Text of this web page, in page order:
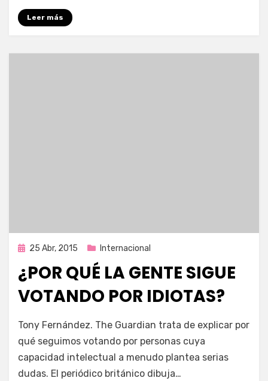
Leer más
Publicada
25 Abr, 2015 Internacional
¿POR QUÉ LA GENTE SIGUE
VOTANDO POR IDIOTAS?
porEnrique
Tony Fernández. The Guardian trata de explicar por
qué seguimos votando por personas cuya
capacidad intelectual a menudo plantea serias
dudas. El periódico británico dibuja…